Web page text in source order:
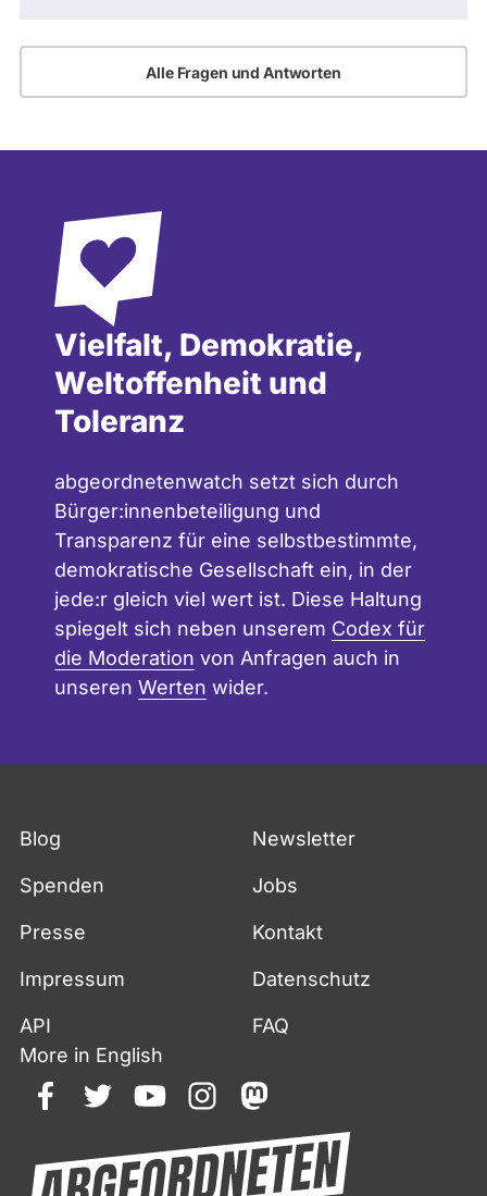
Alle Fragen und Antworten
Vielfalt, Demokratie,
Weltoffenheit und
Toleranz
abgeordnetenwatch setzt sich durch
Bürger:innenbeteiligung und
Transparenz für eine selbstbestimmte,
demokratische Gesellschaft ein, in der
jede:r gleich viel wert ist. Diese Haltung
spiegelt sich neben unserem Codex für
die Moderation von Anfragen auch in
unseren Werten wider.
Blog Newsletter
Spenden Jobs
Presse Kontakt
Impressum Datenschutz
API
FAQ
More in English
facebooktwitteryoutubeinstagrammastodon